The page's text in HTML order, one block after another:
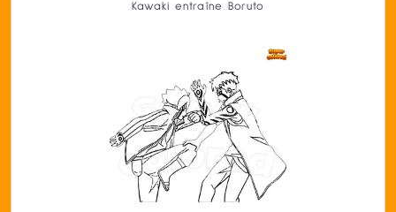
Kawaki entraîne Boruto